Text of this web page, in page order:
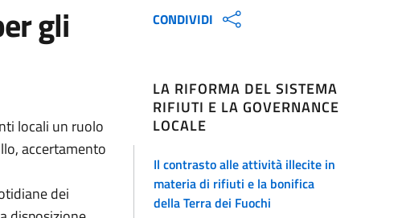
gli
locali un ruolo
accertamento
dei
CONDIVIDI
LA RIFORMA DEL SISTEMA
RIFIUTI E LA GOVERNANCE
LOCALE
Il contrasto alle attività illecite in
materia di rifiuti e la bonifica
della Terra dei Fuochi